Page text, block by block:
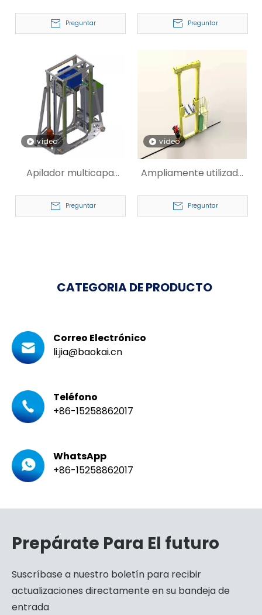
fabricación
Preguntar
ASRS
Preguntar
vídeo
Apilador multicapa
químicos ASRS
Preguntar
vídeo
Ampliamente utilizado
Preguntar
CATEGORIA DE PRODUCTO
Correo Electrónico
li.jia@baokai.cn
Teléfono
+86-15258862017
WhatsApp
+86-15258862017
Prepárate Para El futuro
Suscríbase a nuestro boletín para recibir
actualizaciones directamente en su bandeja de
entrada